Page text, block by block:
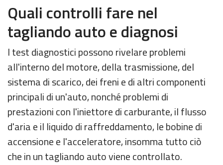
Quali controlli fare nel
tagliando auto e diagnosi
I test diagnostici possono rivelare problemi
all'interno del motore, della trasmissione, del
sistema di scarico, dei freni e di altri componenti
principali di un'auto, nonché problemi di
prestazioni con l'iniettore di carburante, il flusso
d'aria e il liquido di raffreddamento, le bobine di
accensione e l'acceleratore, insomma tutto ciò
che in un tagliando auto viene controllato.